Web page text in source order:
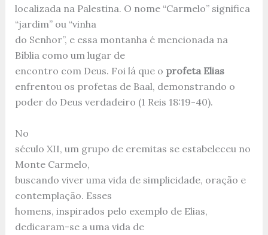
localizada na Palestina. O nome “Carmelo” significa
“jardim” ou “vinha
do Senhor”, e essa montanha é mencionada na
Bíblia como um lugar de
encontro com Deus. Foi lá que o profeta Elias
enfrentou os profetas de Baal, demonstrando o
poder do Deus verdadeiro (1 Reis 18:19-40).
No
século XII, um grupo de eremitas se estabeleceu no
Monte Carmelo,
buscando viver uma vida de simplicidade, oração e
contemplação. Esses
homens, inspirados pelo exemplo de Elias,
dedicaram-se a uma vida de